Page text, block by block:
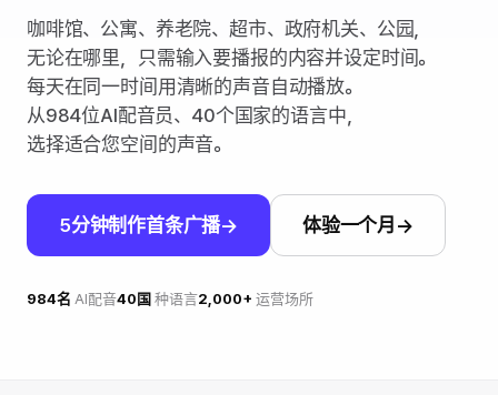
咖啡馆、公寓、养老院、超市、政府机关、公园，
无论在哪里，只需输入要播报的内容并设定时间。
每天在同一时间用清晰的声音自动播放。
从984位AI配音员、40个国家的语言中，
选择适合您空间的声音。
5分钟制作首条广播 体验一个月
984名 AI配音40国 种语言2,000+ 运营场所